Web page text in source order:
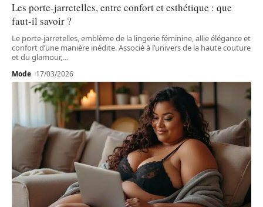
Les porte-jarretelles, entre confort et esthétique : que
faut-il savoir ?
Le porte-jarretelles, emblème de la lingerie féminine, allie élégance et
confort d’une manière inédite. Associé à l’univers de la haute couture
et du glamour,…
Mode 17/03/2026